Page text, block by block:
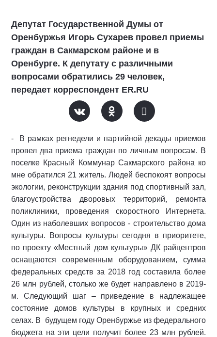
Депутат Государственной Думы от
Оренбуржья Игорь Сухарев провел приемы
граждан в Сакмарском районе и в
Оренбурге. К депутату с различными
вопросами обратились 29 человек,
передает корреспондент ER.RU
- В рамках регнедели и партийной декады приемов
провел два приема граждан по личным вопросам. В
поселке Красный Коммунар Сакмарского района ко
мне обратился 21 житель. Людей беспокоят вопросы
экологии, реконструкции здания под спортивный зал,
благоустройства дворовых территорий, ремонта
поликлиники, проведения скоростного Интернета.
Один из наболевших вопросов - строительство дома
культуры. Вопросы культуры сегодня в приоритете,
по проекту «Местный дом культуры» ДК райцентров
оснащаются современным оборудованием, сумма
федеральных средств за 2018 год составила более
26 млн рублей, столько же будет направлено в 2019-
м. Следующий шаг – приведение в надлежащее
состояние домов культуры в крупных и средних
селах. В будущем году Оренбуржье из федерального
бюджета на эти цели получит более 23 млн рублей.